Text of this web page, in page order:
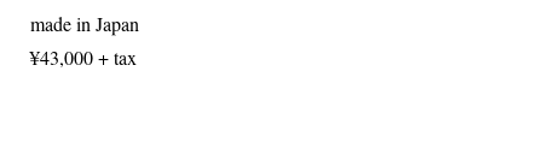
made in Japan
¥43,000 + tax